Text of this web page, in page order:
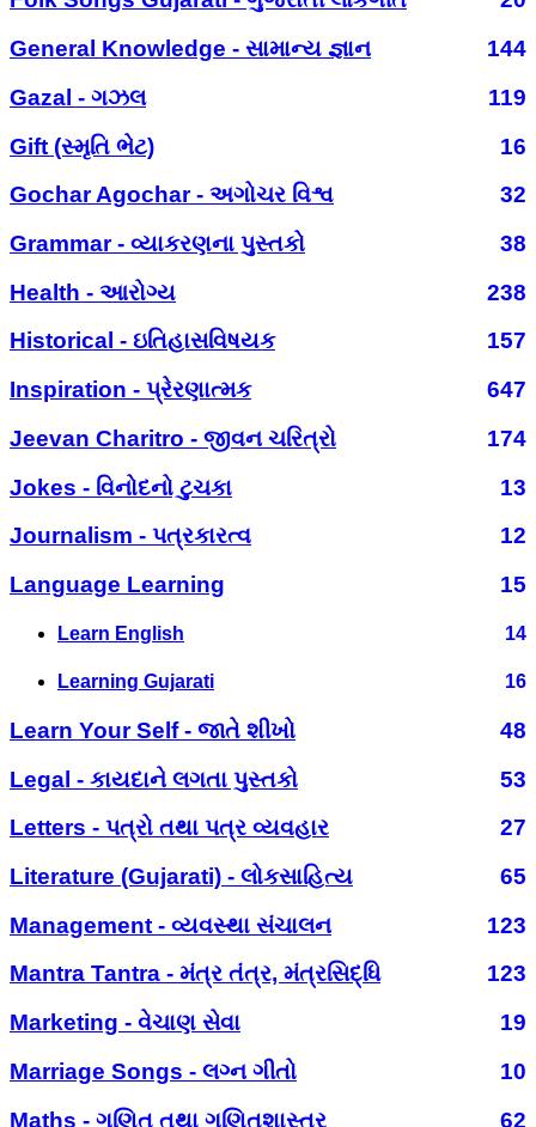
General Knowledge - સામાન્ય જ્ઞાન
144
Gazal - ગઝલ
119
Gift (સ્મૃતિ ભેટ)
16
Gochar Agochar - અગોચર વિશ્વ
32
Grammar - વ્યાકરણના પુસ્તકો
38
Health - આરોગ્ય
238
Historical - ઇતિહાસવિષયક
157
Inspiration - પ્રેરણાત્મક
647
Jeevan Charitro - જીવન ચરિત્રો
174
Jokes - વિનોદનો ટુચકા
13
Journalism - પત્રકારત્વ
12
Language Learning
15
Learn English 14
Learning Gujarati 16
Learn Your Self - જાતે શીખો
48
Legal - કાયદાને લગતા પુસ્તકો
53
Letters - પત્રો તથા પત્ર વ્યવહાર
27
Literature (Gujarati) - લોકસાહિત્ય
65
Management - વ્યવસ્થા સંચાલન
123
Mantra Tantra - મંત્ર તંત્ર, મંત્રસિદ્ધિ
123
Marketing - વેચાણ સેવા
19
Marriage Songs - લગ્ન ગીતો
10
Maths - ગણિત તથા ગણિતશાસ્ત્ર
62